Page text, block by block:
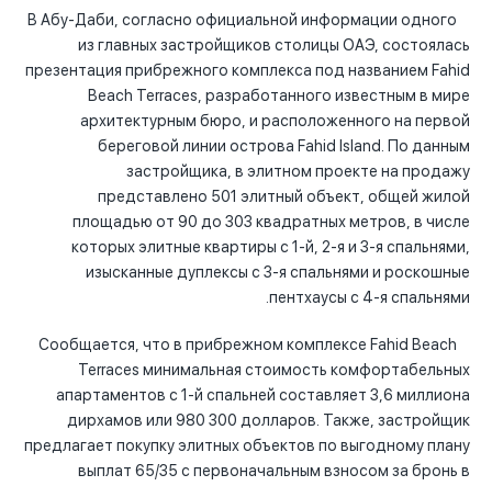
В Абу-Даби, согласно официальной информации одного
из главных застройщиков столицы ОАЭ, состоялась
презентация прибрежного комплекса под названием Fahid
Beach Terraces, разработанного известным в мире
архитектурным бюро, и расположенного на первой
береговой линии острова Fahid Island. По данным
застройщика, в элитном проекте на продажу
представлено 501 элитный объект, общей жилой
площадью от 90 до 303 квадратных метров, в числе
которых элитные квартиры с 1-й, 2-я и 3-я спальнями,
изысканные дуплексы с 3-я спальнями и роскошные
пентхаусы с 4-я спальнями.
Сообщается, что в прибрежном комплексе Fahid Beach
Terraces минимальная стоимость комфортабельных
апартаментов с 1-й спальней составляет 3,6 миллиона
дирхамов или 980 300 долларов. Также, застройщик
предлагает покупку элитных объектов по выгодному плану
выплат 65/35 с первоначальным взносом за бронь в